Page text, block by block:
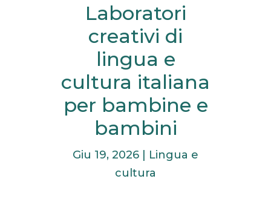
Laboratori
creativi di
lingua e
cultura italiana
per bambine e
bambini
Giu 19, 2026 | Lingua e
cultura